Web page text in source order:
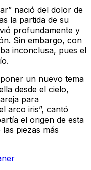
nació del dolor de
la partida de su
profundamente y
Sin embargo, con
inconclusa, pues el
un nuevo tema
desde el cielo,
para
arco iris”, cantó
el origen de esta
piezas más